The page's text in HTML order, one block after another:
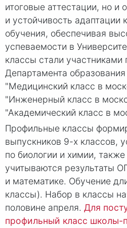
итоговые аттестации, но и
и устойчивость адаптации
обучения, обеспечивая
успеваемости в
классы стали участниками
Департамента
"Медицинский класс в
"Инженерный класс в
"Академический класс в
Профильные классы
выпускников 9-х классов,
по биологии и химии,
учитываются результаты
и математике. Обучение
классы). Набор в классы
половине апреля. Для
профильный класс школы-